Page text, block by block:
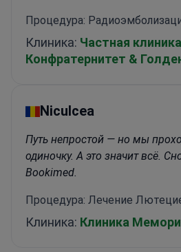
Процедура:
Клиника: Частная клиника
Конфратернитет &
Niculcea
Путь непростой — но мы
одиночку. А это значит всё.
Bookimed.
Процедура: Лечение
Клиника: Клиника